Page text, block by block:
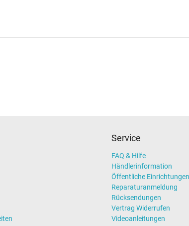
Service
FAQ & Hilfe
Händlerinformation
Öffentliche Einrichtungen
Reparaturanmeldung
Rücksendungen
Vertrag Widerrufen
Videoanleitungen